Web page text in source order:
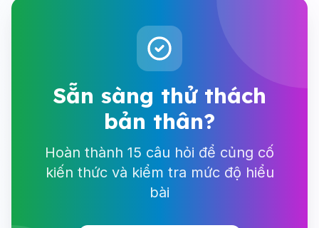
Sẵn sàng thử thách
bản thân?
Hoàn thành 15 câu hỏi để củng cố
kiến thức và kiểm tra mức độ hiểu
bài